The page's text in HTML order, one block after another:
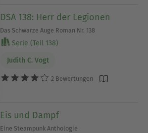
DSA 138: Herr der Legionen
Das Schwarze Auge Roman Nr. 138
Serie (Teil 138)
Judith C. Vogt
2 Bewertungen
Eis und Dampf
Eine Steampunk Anthologie